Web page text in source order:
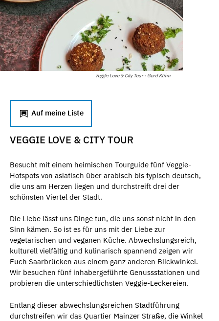
Veggie Love & City Tour - Gerd Kühn
Auf meine Liste
VEGGIE LOVE & CITY TOUR
Besucht mit einem heimischen Tourguide fünf Veggie-
Hotspots von asiatisch über arabisch bis typisch deutsch,
die uns am Herzen liegen und durchstreift drei der
schönsten Viertel der Stadt.
Die Liebe lässt uns Dinge tun, die uns sonst nicht in den
Sinn kämen. So ist es für uns mit der Liebe zur
vegetarischen und veganen Küche. Abwechslungsreich,
kulturell vielfältig und kulinarisch spannend zeigen wir
Euch Saarbrücken aus einem ganz anderen Blickwinkel.
Wir besuchen fünf inhabergeführte Genussstationen und
probieren die unterschiedlichsten Veggie-Leckereien.
Entlang dieser abwechslungsreichen Stadtführung
durchstreifen wir das Quartier Mainzer Straße, die Winkel